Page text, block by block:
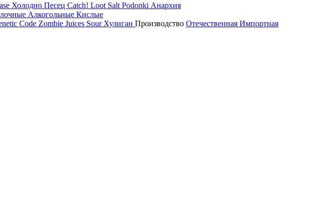
Холодно Песец Catch! Loot Salt Podonki Анархия
Алкогольные Кислые
Code Zombie Juices Sour Хулиган Производство Отечественная Импортная